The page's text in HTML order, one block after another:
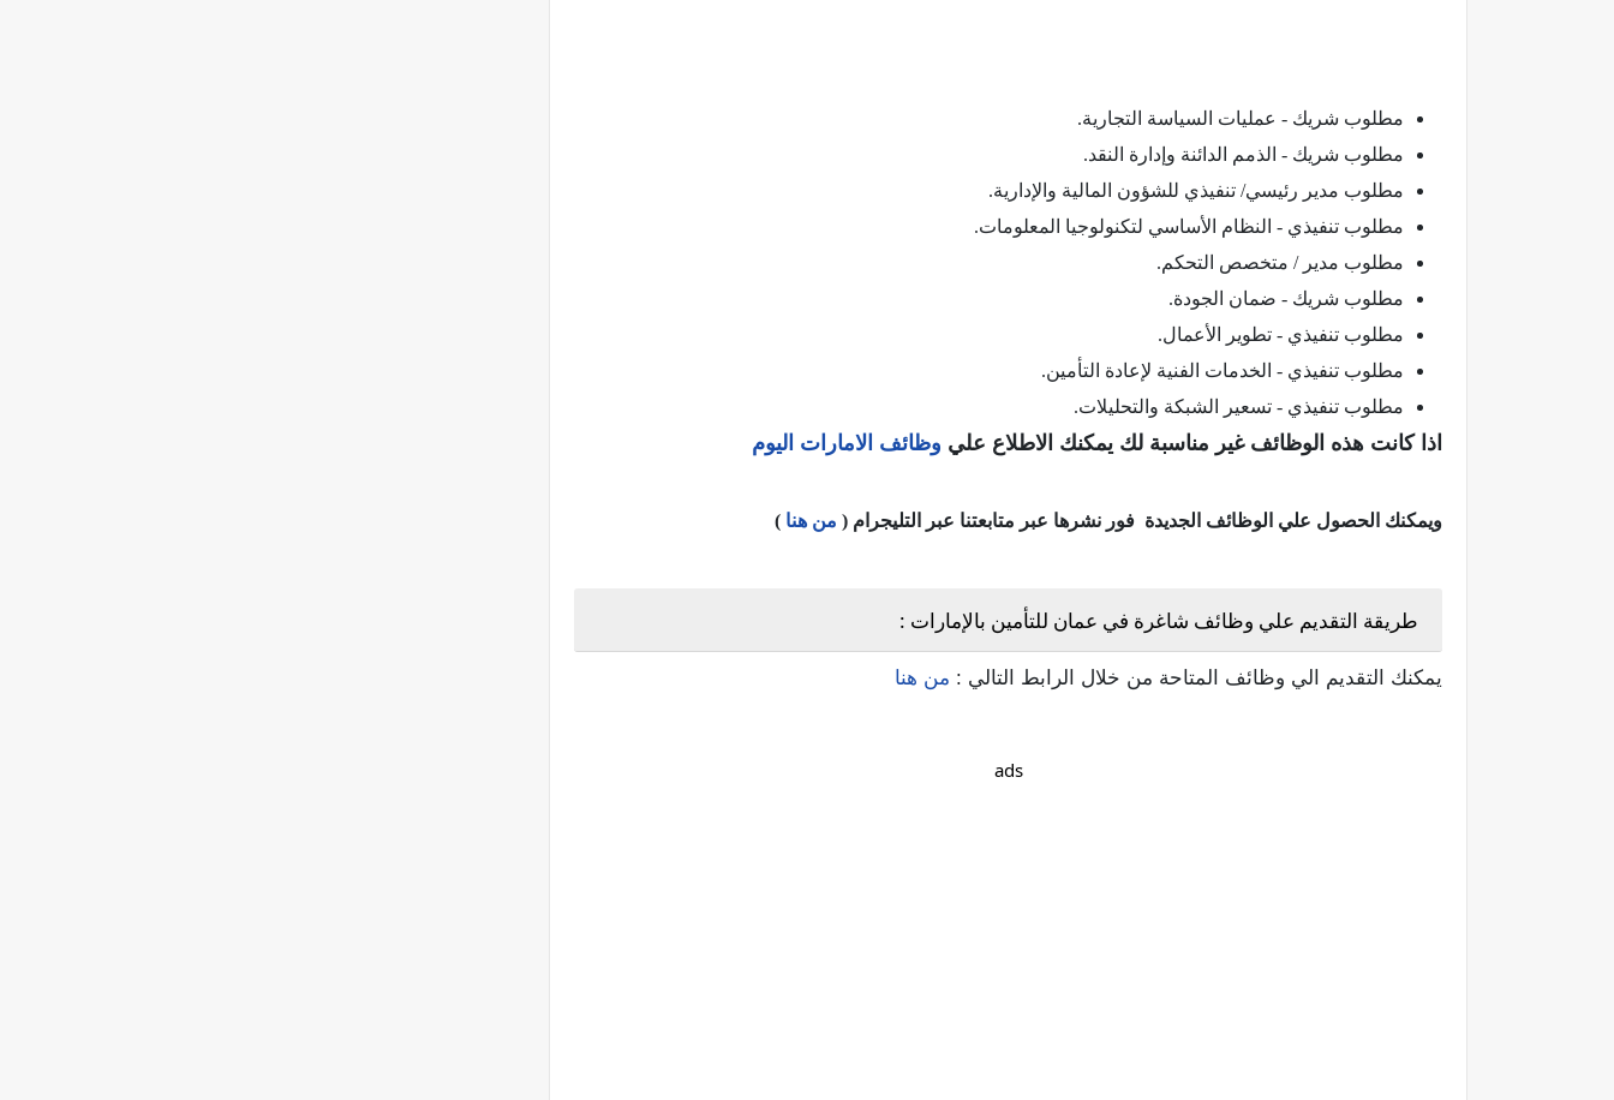
مطلوب شريك - عمليات السياسة التجارية.
مطلوب شريك - الذمم الدائنة وإدارة النقد.
مطلوب مدير رئيسي/ تنفيذي للشؤون المالية والإدارية.
مطلوب تنفيذي - النظام الأساسي لتكنولوجيا المعلومات.
مطلوب مدير / متخصص التحكم.
مطلوب شريك - ضمان الجودة.
مطلوب تنفيذي - تطوير الأعمال.
مطلوب تنفيذي - الخدمات الفنية لإعادة التأمين.
مطلوب تنفيذي - تسعير الشبكة والتحليلات.
اذا كانت هذه الوظائف غير مناسبة لك يمكنك الاطلاع علي وظائف الامارات اليوم
ويمكنك الحصول علي الوظائف الجديدة فور نشرها عبر متابعتنا عبر التليجرام ( من هنا )
طريقة التقديم علي وظائف شاغرة في عمان للتأمين بالإمارات :
يمكنك التقديم الي وظائف المتاحة من خلال الرابط التالي : من هنا
ads